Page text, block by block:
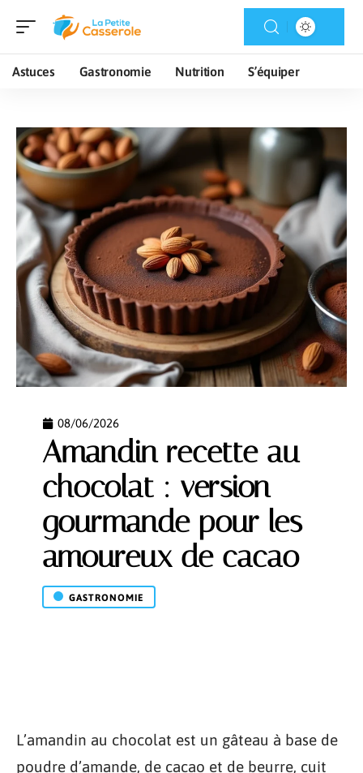
Astuces Gastronomie Nutrition S’équiper
08/06/2026
Amandin recette au
chocolat : version
gourmande pour les
amoureux de cacao
GASTRONOMIE
L’amandin au chocolat est un gâteau à base de
poudre d’amande, de cacao et de beurre, cuit